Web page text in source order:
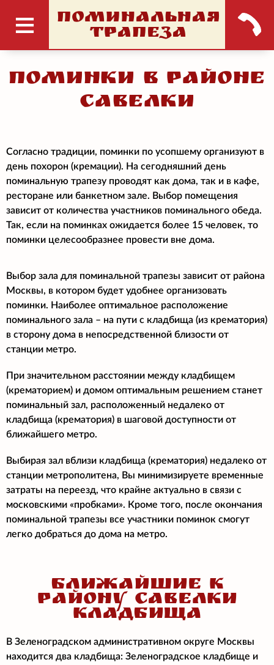
ПОМИНАЛЬНАЯ
ТРАПЕЗА
Поминки в районе
Савелки
Согласно традиции, поминки по усопшему организуют в
день похорон (кремации). На сегодняшний день
поминальную трапезу проводят как дома, так и в кафе,
ресторане или банкетном зале. Выбор помещения
зависит от количества участников поминального обеда.
Так, если на поминках ожидается более 15 человек, то
поминки целесообразнее провести вне дома.
Выбор зала для поминальной трапезы зависит от района
Москвы, в котором будет удобнее организовать
поминки. Наиболее оптимальное расположение
поминального зала – на пути с кладбища (из крематория)
в сторону дома в непосредственной близости от
станции метро.
При значительном расстоянии между кладбищем
(крематорием) и домом оптимальным решением станет
поминальный зал, расположенный недалеко от
кладбища (крематория) в шаговой доступности от
ближайшего метро.
Выбирая зал вблизи кладбища (крематория) недалеко от
станции метрополитена, Вы минимизируете временные
затраты на переезд, что крайне актуально в связи с
московскими «пробками». Кроме того, после окончания
поминальной трапезы все участники поминок смогут
легко добраться до дома на метро.
БЛИЖАЙШИЕ К
РАЙОНУ САВЕЛКИ
КЛАДБИЩА
В Зеленоградском административном округе Москвы
находится два кладбища: Зеленоградское кладбище и